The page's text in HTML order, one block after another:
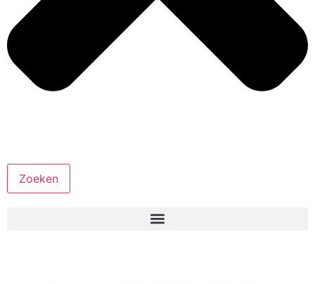
Zoeken